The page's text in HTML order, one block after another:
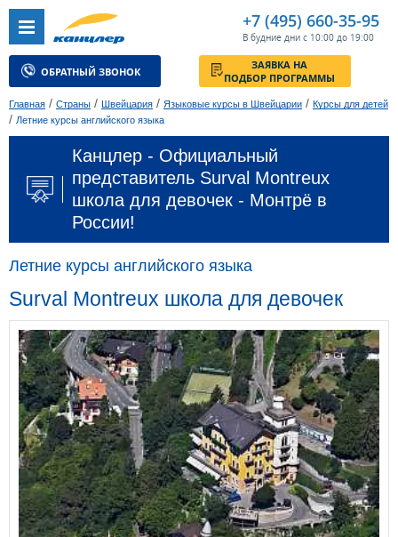
+7 (495) 660-35-95
В будние дни с 10:00 до 19:00
ОБРАТНЫЙ ЗВОНОК
ЗАЯВКА НА
ПОДБОР ПРОГРАММЫ
Главная / Страны / Швейцария / Языковые курсы в Швейцарии / Курсы для детей
/ Летние курсы английского языка
Канцлер - Официальный
представитель Surval Montreux
школа для девочек - Монтрё в
России!
Летние курсы английского языка
Surval Montreux школа для девочек